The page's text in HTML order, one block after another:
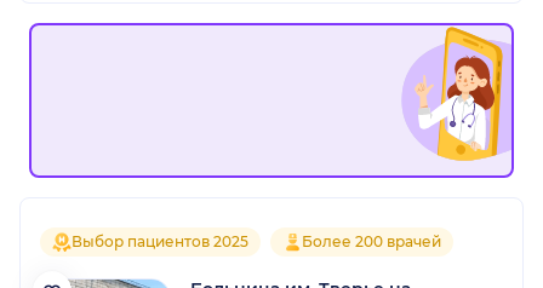
Выбор пациентов 2025 Более 200 врачей